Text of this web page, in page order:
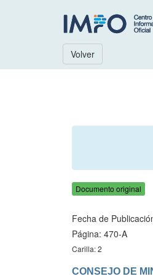
Volver
Documento original
Fecha de
Página: 470-A
Carilla: 2